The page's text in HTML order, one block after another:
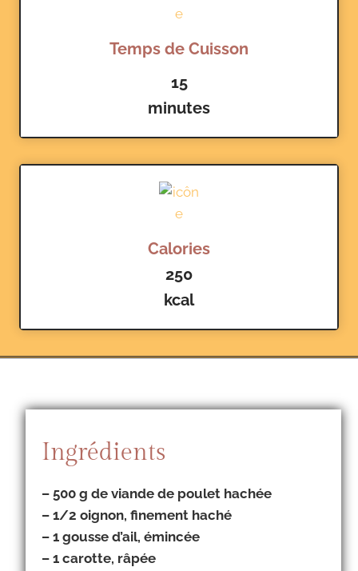
Temps de Cuisson
15
minutes
Calories
250
kcal
Ingrédients
– 500 g de viande de poulet hachée
– 1/2 oignon, finement haché
– 1 gousse d’ail, émincée
– 1 carotte, râpée